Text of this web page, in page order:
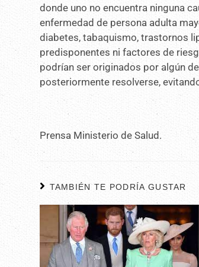
donde uno no encuentra ninguna
enfermedad de persona adulta
diabetes, tabaquismo, trastornos
predisponentes ni factores de
podrían ser originados por algún
posteriormente resolverse,
Prensa Ministerio de Salud.
TAMBIÉN TE PODRÍA GUSTAR